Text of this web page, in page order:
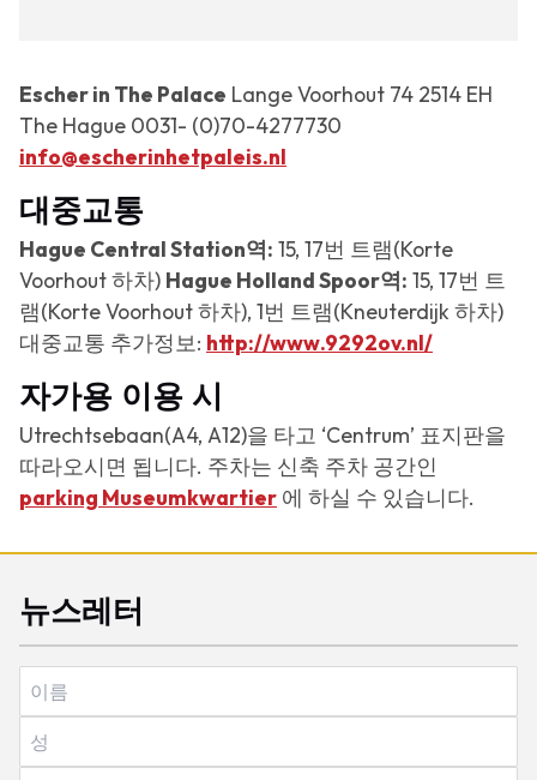
Escher in The Palace Lange Voorhout 74 2514 EH
The Hague 0031- (0)70-4277730
info@escherinhetpaleis.nl
대중교통
Hague Central Station역: 15, 17번 트램(Korte
Voorhout 하차) Hague Holland Spoor역: 15, 17번 트
램(Korte Voorhout 하차), 1번 트램(Kneuterdijk 하차)
대중교통 추가정보: http://www.9292ov.nl/
자가용 이용 시
Utrechtsebaan(A4, A12)을 타고 ‘Centrum’ 표지판을
따라오시면 됩니다. 주차는 신축 주차 공간인
parking Museumkwartier 에 하실 수 있습니다.
뉴스레터